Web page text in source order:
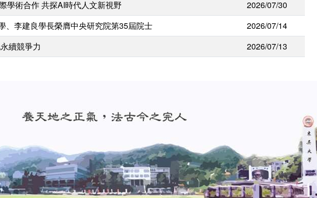
學術合作 共探AI時代人文新視野
2026/07/30
、李建良學長榮膺中央研究院第35屆院士
2026/07/14
續競爭力 2026/07/13